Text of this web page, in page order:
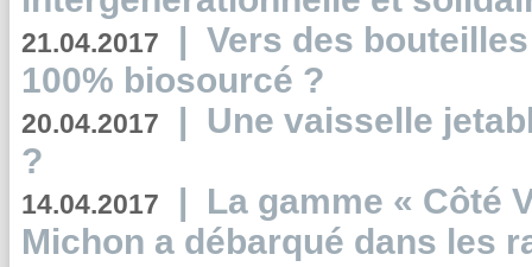
21.04.2017 | Vers des
100% biosourcé ?
20.04.2017 | Une vaisselle
?
14.04.2017 | La gamme « Côté
Michon a débarqué dans les